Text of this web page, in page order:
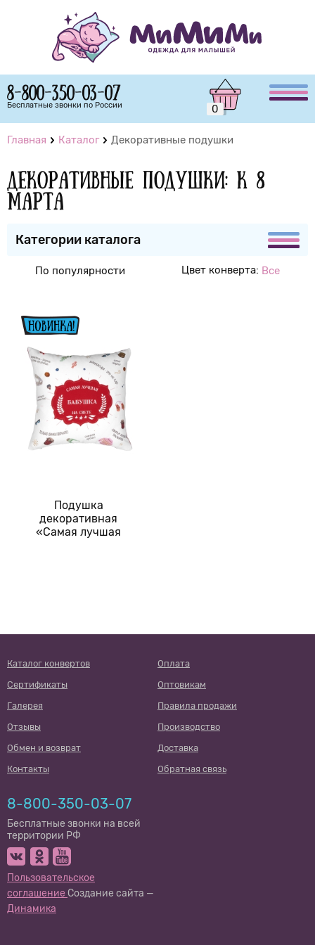
8-800-350-03-07
Бесплатные звонки по России 0
Главная Каталог Декоративные подушки
Декоративные подушки: К 8
марта
Категории каталога
По популярности Цвет конверта: Все
Подушка
декоративная
«Самая лучшая
Каталог конвертов
Оплата
Сертификаты
Оптовикам
Галерея
Правила продажи
Отзывы
Производство
Обмен и возврат
Доставка
Контакты
Обратная связь
8-800-350-03-07
Бесплатные звонки на всей
территории РФ
Пользовательское
соглашение Создание сайта —
Динамика